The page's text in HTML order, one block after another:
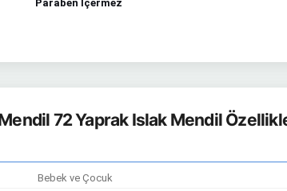
Paraben İçermez
72 Yaprak Islak Mendil
Bebek ve Çocuk